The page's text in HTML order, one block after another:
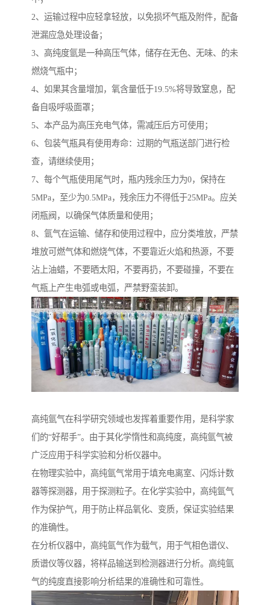
2、运输过程中应轻拿轻放，以免损坏气瓶及附件，配备
泄漏应急处理设备；
3、高纯度氩是一种高压气体，储存在无色、无味、的未
燃烧气瓶中；
4、如果其含量增加，氧含量低于19.5%将导致窒息，配
备自吸呼吸面罩；
5、本产品为高压充电气体，需减压后方可使用；
6、包装气瓶具有使用寿命：过期的气瓶送部门进行检
查，请继续使用；
7、每个气瓶使用尾气时，瓶内残余压力为0，保持在
5MPa，至少为0.5MPa，残余压力不得低于25MPa。应关
闭瓶阀，以确保气体质量和使用；
8、氩气在运输、储存和使用过程中，应分类堆放，严禁
堆放可燃气体和燃烧气体，不要靠近火焰和热源，不要
沾上油蜡，不要晒太阳，不要再扔，不要碰撞，不要在
气瓶上产生电弧或电弧，严禁野蛮装卸。
高纯氩气在科学研究领域也发挥着重要作用，是科学家
们的“好帮手”。由于其化学惰性和高纯度，高纯氩气被
广泛应用于科学实验和分析仪器中。
在物理实验中，高纯氩气常用于填充电离室、闪烁计数
器等探测器，用于探测粒子。在化学实验中，高纯氩气
作为保护气，用于防止样品氧化、变质，保证实验结果
的准确性。
在分析仪器中，高纯氩气作为载气，用于气相色谱仪、
质谱仪等仪器，将样品输送到检测器进行分析。高纯氩
气的纯度直接影响分析结果的准确性和可靠性。